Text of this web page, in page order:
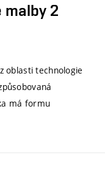
malby 2
oblasti technologie
má formu